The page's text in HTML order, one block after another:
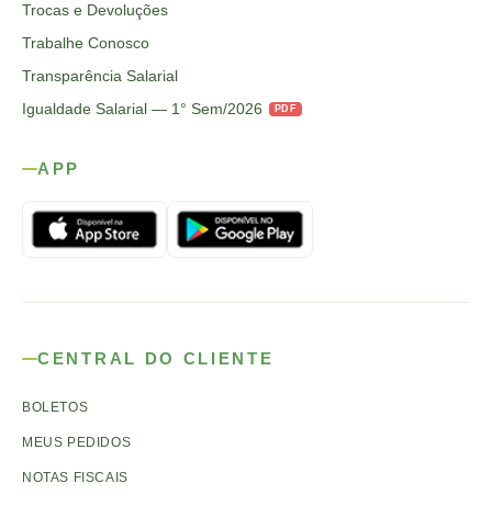
Trocas e Devoluções
Trabalhe Conosco
Transparência Salarial
Igualdade Salarial — 1° Sem/2026
PDF
APP
CENTRAL DO CLIENTE
BOLETOS
MEUS PEDIDOS
NOTAS FISCAIS